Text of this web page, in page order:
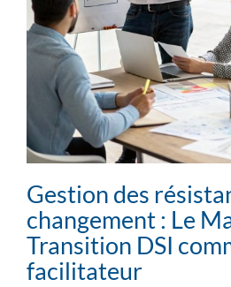
Gestion des
changement : Le
Transition DSI
facilitateur